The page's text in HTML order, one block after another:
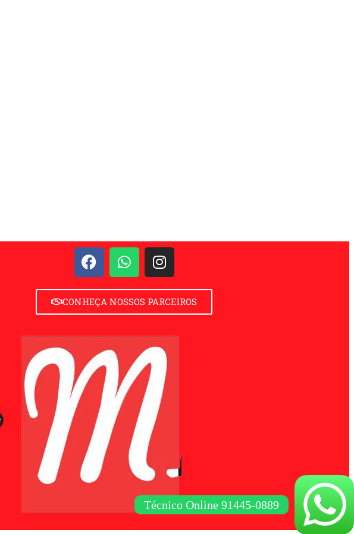
CONHEÇA NOSSOS PARCEIROS
Técnico Online 91445-0889